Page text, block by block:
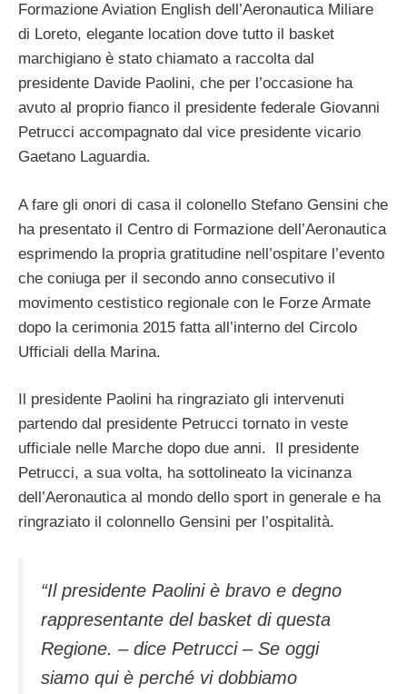
Formazione Aviation English dell’Aeronautica Miliare
di Loreto, elegante location dove tutto il basket
marchigiano è stato chiamato a raccolta dal
presidente Davide Paolini, che per l’occasione ha
avuto al proprio fianco il presidente federale Giovanni
Petrucci accompagnato dal vice presidente vicario
Gaetano Laguardia.
A fare gli onori di casa il colonello Stefano Gensini che
ha presentato il Centro di Formazione dell’Aeronautica
esprimendo la propria gratitudine nell’ospitare l’evento
che coniuga per il secondo anno consecutivo il
movimento cestistico regionale con le Forze Armate
dopo la cerimonia 2015 fatta all’interno del Circolo
Ufficiali della Marina.
Il presidente Paolini ha ringraziato gli intervenuti
partendo dal presidente Petrucci tornato in veste
ufficiale nelle Marche dopo due anni. Il presidente
Petrucci, a sua volta, ha sottolineato la vicinanza
dell’Aeronautica al mondo dello sport in generale e ha
ringraziato il colonnello Gensini per l’ospitalità.
“Il presidente Paolini è bravo e degno
rappresentante del basket di questa
Regione. – dice Petrucci – Se oggi
siamo qui è perché vi dobbiamo